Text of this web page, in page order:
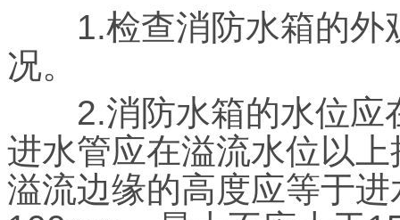
1.检查消防水箱的外
况。
2.消防水箱的水位应
进水管应在溢流水位以
溢流边缘的高度应等于